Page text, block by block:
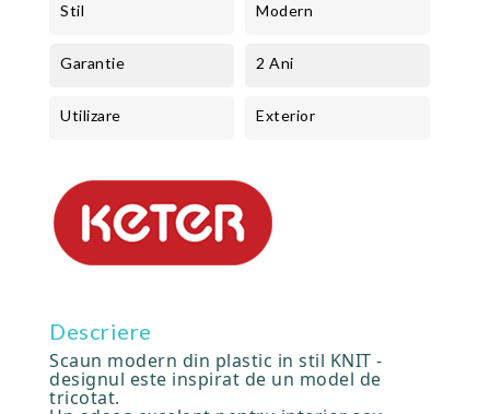
Stil Modern
Garantie 2 Ani
Utilizare Exterior
Descriere
Scaun modern din plastic in stil KNIT -
designul este inspirat de un model de
tricotat.